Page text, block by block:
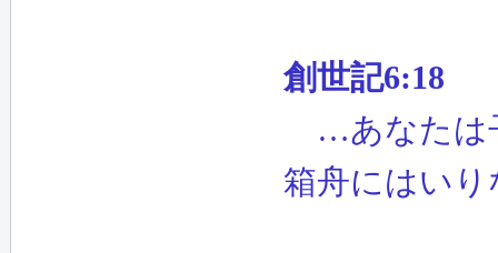
創世記6:18
…あなたは
箱舟にはいり